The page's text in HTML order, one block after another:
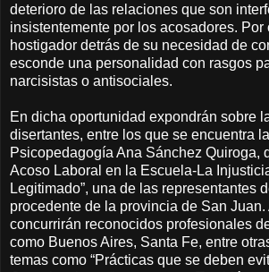
deterioro de las relaciones que son
insistentemente por los acosadores. Por
hostigador detrás de su necesidad de
esconde una personalidad con rasgos
narcisistas o antisociales.
En dicha oportunidad expondrán sobre
disertantes, entre los que se encuentra
Psicopedagogía Ana Sánchez Quiroga,
Acoso Laboral en la Escuela-La
Legitimado”, una de las representantes
procedente de la provincia de San Juan.
concurrirán reconocidos profesionales
como Buenos Aires, Santa Fe, entre
temas como “Prácticas que se deben